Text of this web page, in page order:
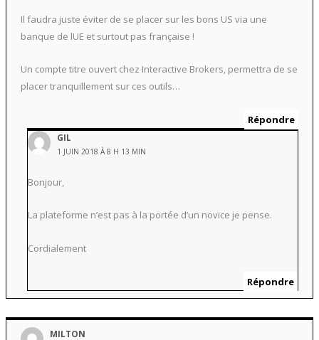
Il faudra juste éviter de se placer sur les bons US via une
banque de lUE et surtout pas française !
Un compte titre ouvert chez Interactive Brokers, permettra de se
placer tranquillement sur ces outils…
Répondre
GIL
1 JUIN 2018 À 8 H 13 MIN
Bonjour,
La plateforme n’est pas à la portée d’un novice je pense.
Cordialement
Répondre
MILTON